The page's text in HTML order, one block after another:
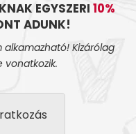
EGYSZERI 10%
ADUNK!
Kizárólag
vonatkozik.